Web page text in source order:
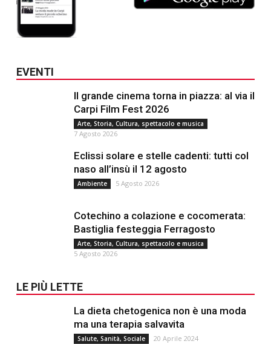
EVENTI
Il grande cinema torna in piazza: al via il
Carpi Film Fest 2026
Arte, Storia, Cultura, spettacolo e musica
7 Agosto 2026
Eclissi solare e stelle cadenti: tutti col
naso all’insù il 12 agosto
Ambiente 5 Agosto 2026
Cotechino a colazione e cocomerata:
Bastiglia festeggia Ferragosto
Arte, Storia, Cultura, spettacolo e musica
5 Agosto 2026
LE PIÙ LETTE
La dieta chetogenica non è una moda
ma una terapia salvavita
Salute, Sanità, Sociale 20 Aprile 2024